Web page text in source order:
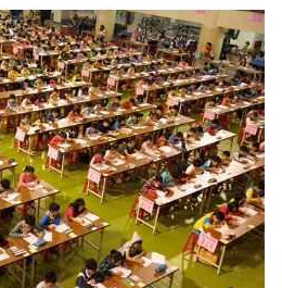
中有緊張刺激的【唸心算比賽】，一
，因選手須備..